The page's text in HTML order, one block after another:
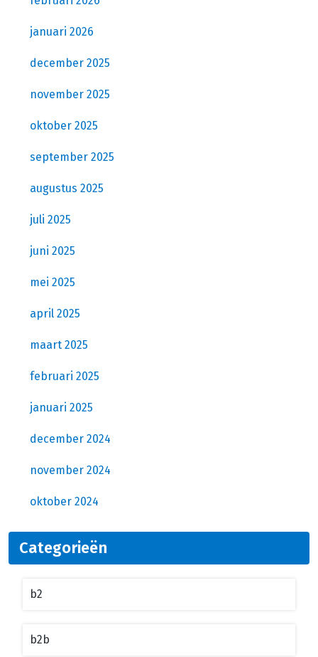
januari 2026
december 2025
november 2025
oktober 2025
september 2025
augustus 2025
juli 2025
juni 2025
mei 2025
april 2025
maart 2025
februari 2025
januari 2025
december 2024
november 2024
oktober 2024
Categorieën
b2
b2b